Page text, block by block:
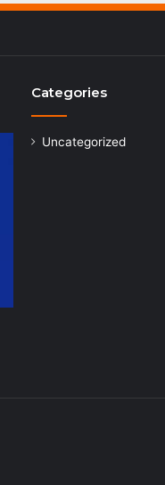
Categories
Uncategorized